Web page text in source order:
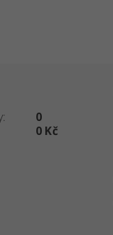
0
0 Kč